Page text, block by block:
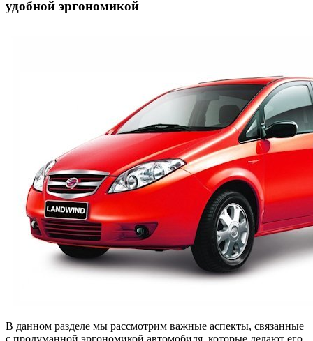
удобной эргономикой
В данном разделе мы рассмотрим важные аспекты, связанные
с продуманной эргономикой автомобиля, которые делают его